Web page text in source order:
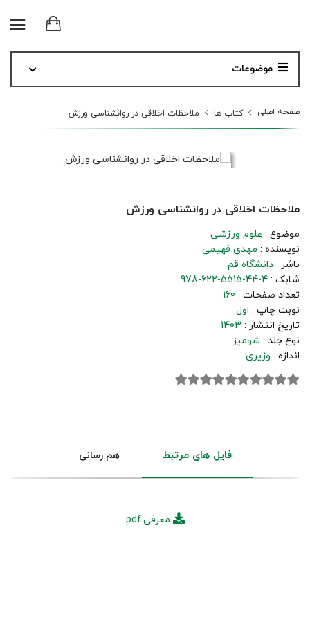
موضوعات
صفحه اصلی کتاب ها ملاحظات اخلاقی در روانشناسی ورزش
ملاحظات اخلاقی در روانشناسی ورزش
موضوع : علوم ورزشی
نویسنده : مهدی فهیمی
ناشر : دانشگاه قم
شابک : 978-622-5515-44-4
تعداد صفحات : 160
نوبت چاپ : اول
تاریخ انتشار : 1403
نوع جلد : شومیز
اندازه : وزیری
فایل های مرتبط هم رسانی
معرفی.pdf